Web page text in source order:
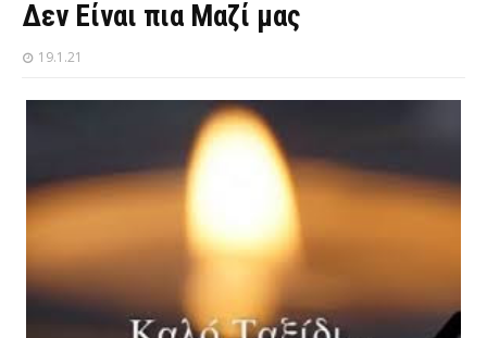
Δεν Είναι πια Μαζί μας
19.1.21